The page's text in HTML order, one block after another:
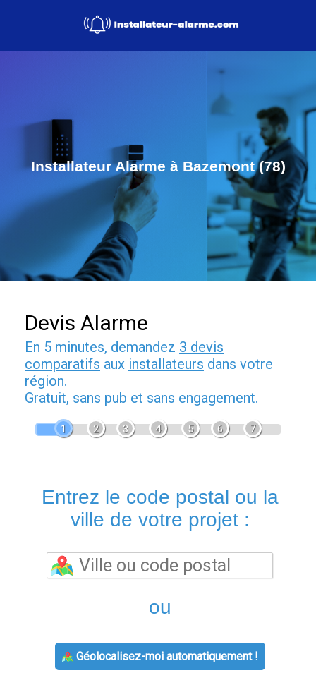
Installateur Alarme à Bazemont (78)
Devis Alarme
En 5 minutes, demandez 3 devis
comparatifs aux installateurs dans votre
région.
Gratuit, sans pub et sans engagement.
1 2 3 4 5 6 7
Entrez le code postal ou la
ville de votre projet :
ou
Géolocalisez-moi automatiquement !